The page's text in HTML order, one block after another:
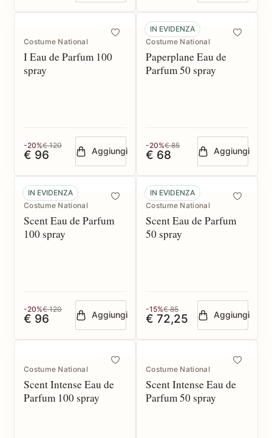
Costume National
I Eau de Parfum 100
spray
-20%€ 120
€ 96 Aggiungi
IN EVIDENZA
Costume National
Paperplane Eau de
Parfum 50 spray
-20%€ 85
€ 68 Aggiungi
IN EVIDENZA
Costume National
Scent Eau de Parfum
100 spray
-20%€ 120
€ 96 Aggiungi
IN EVIDENZA
Costume National
Scent Eau de Parfum
50 spray
-15%€ 85
€ 72,25 Aggiungi
Costume National
Scent Intense Eau de
Parfum 100 spray
Costume National
Scent Intense Eau de
Parfum 50 spray